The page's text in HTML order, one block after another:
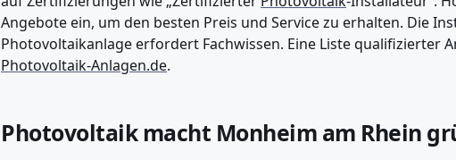
Angebote ein, um den besten Preis und Service zu erhalten. Die
Photovoltaikanlage erfordert Fachwissen. Eine Liste qualifizierter
Photovoltaik-Anlagen.de.
Photovoltaik macht Monheim am Rhein